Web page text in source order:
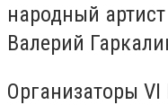
народный
Валерий
Организаторы